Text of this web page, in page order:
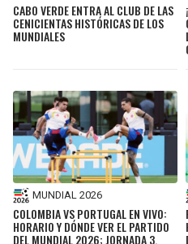
CABO VERDE ENTRA AL CLUB DE LAS
CENICIENTAS HISTÓRICAS DE LOS
MUNDIALES
MUNDIAL 2026
COLOMBIA VS PORTUGAL EN VIVO:
HORARIO Y DÓNDE VER EL PARTIDO
DEL MUNDIAL 2026; JORNADA 3,